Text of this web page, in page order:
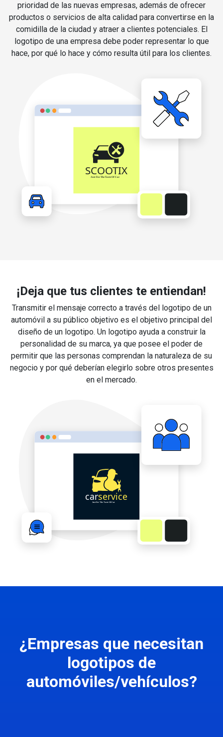
prioridad de las nuevas empresas, además de ofrecer
productos o servicios de alta calidad para convertirse en la
comidilla de la ciudad y atraer a clientes potenciales. El
logotipo de una empresa debe poder representar lo que
hace, por qué lo hace y cómo resulta útil para los clientes.
¡Deja que tus clientes te entiendan!
Transmitir el mensaje correcto a través del logotipo de un
automóvil a su público objetivo es el objetivo principal del
diseño de un logotipo. Un logotipo ayuda a construir la
personalidad de su marca, ya que posee el poder de
permitir que las personas comprendan la naturaleza de su
negocio y por qué deberían elegirlo sobre otros presentes
en el mercado.
¿Empresas que necesitan
logotipos de
automóviles/vehículos?